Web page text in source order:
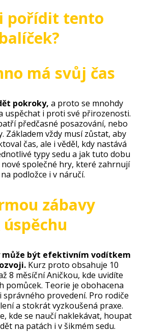
pořídit tento
balíček?
má svůj čas
pokroky, a proto se mnohdy
uspěchat i proti své přirozenosti.
předčasné posazování, nebo
Základem vždy musí zůstat, aby
čas, ale i věděl, kdy nastává
typy sedu a jak tuto dobu
společné hry, které zahrnují
podložce i v náručí.
zábavy
úspěchu
může být efektivním vodítkem
Kurz proto obsahuje 10
8 měsíční Aničkou, kde uvidíte
pomůcek. Teorie je obohacena
správného provedení. Pro rodiče
a stokrát vyzkoušená praxe.
kde se naučí naklekávat, houpat
na patách i v šikmém sedu.